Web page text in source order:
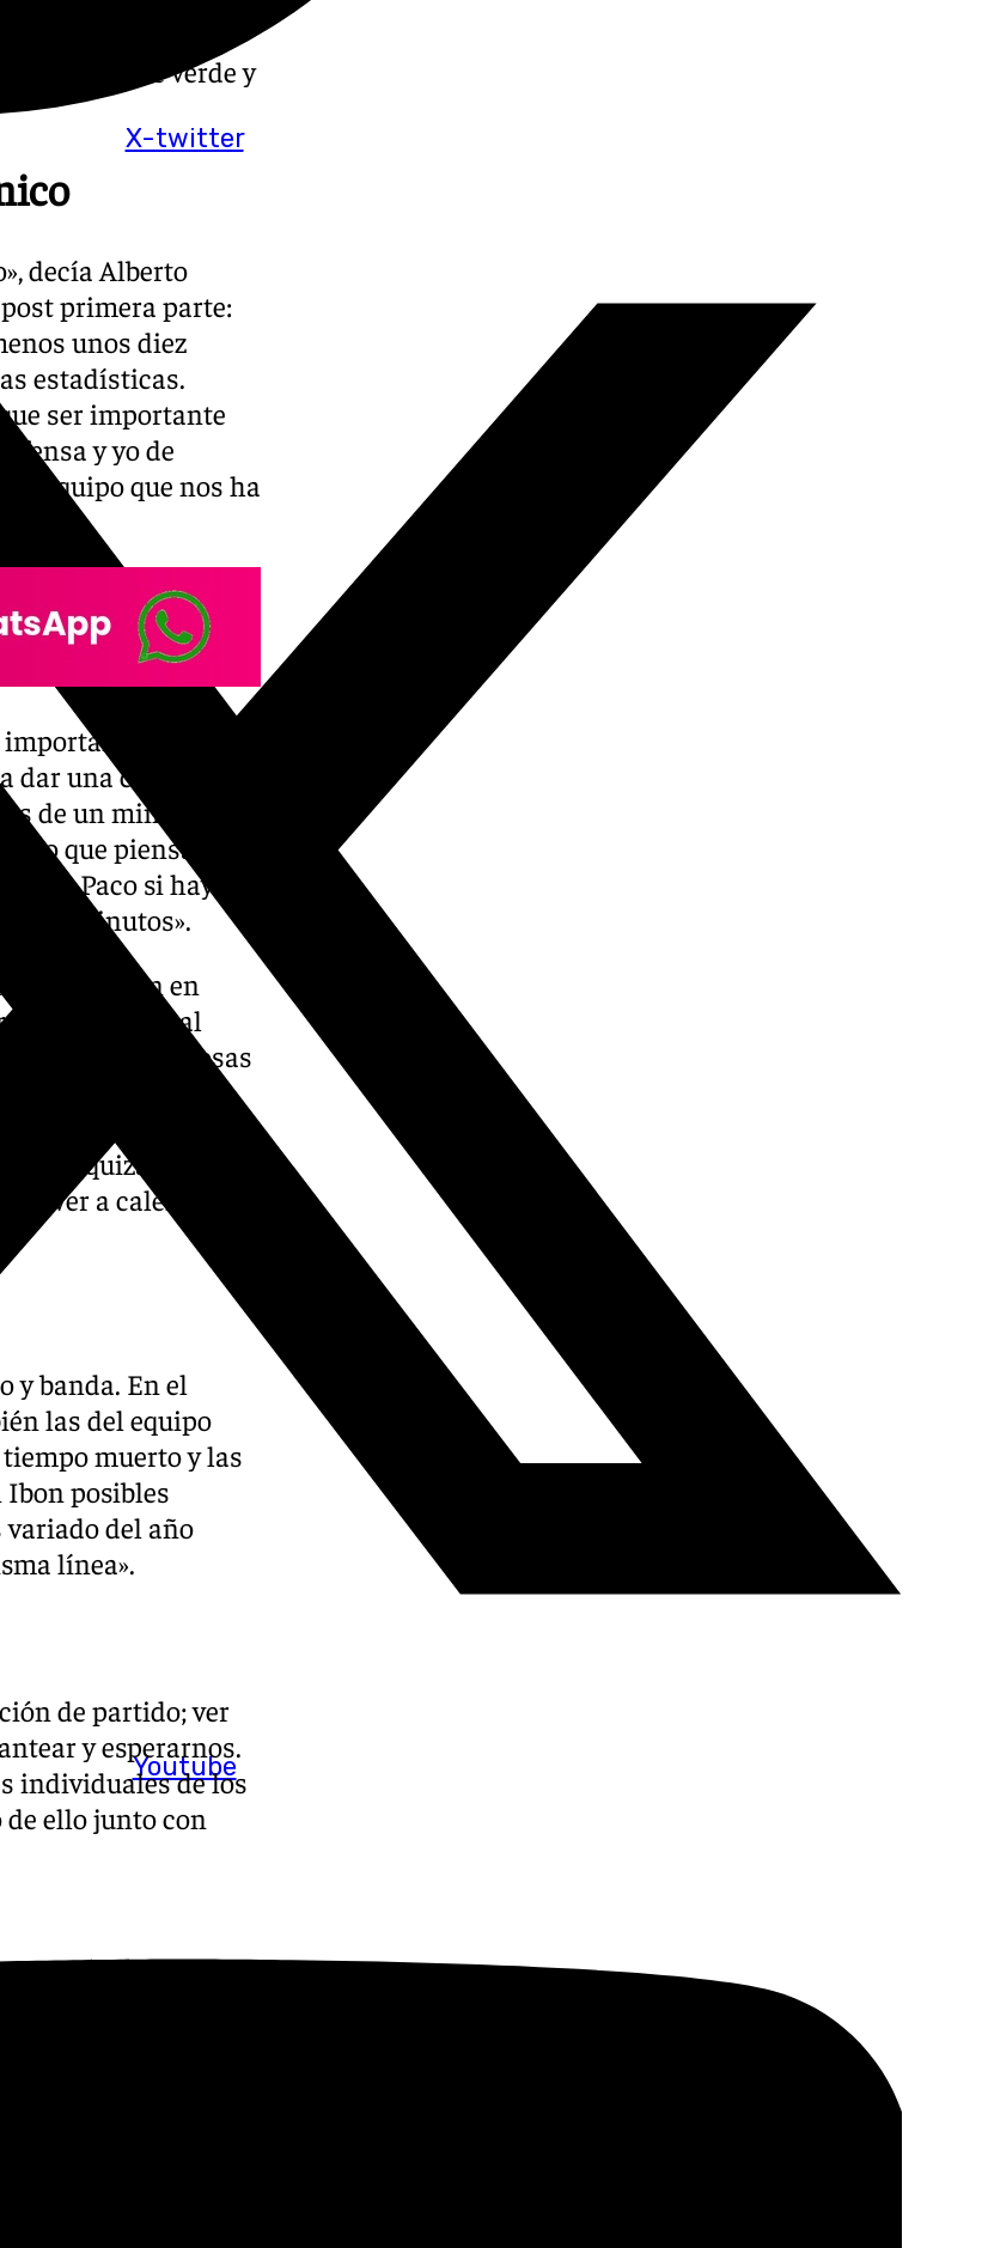
X-twitter
Youtube
cajista y
conjunto de verde y
decía Alberto
primera parte:
unos diez
estadísticas.
ser importante
y yo de
equipo que nos ha
balones
dar una cobertura a
de un minuto
lo que piensa él y
Paco si hay
tres minutos».
jugado bien en
de jugar al
tres o cuatro cosas
pueden ir detalles
quizás sea lo
a calentar es
y banda. En el
las del equipo
tiempo muerto y las
Ibon posibles
variado del año
línea».
de partido; ver
y esperarnos.
individuales de los
de ello junto con
afectivo que
entre amigos y
de cada uno.
trabajo. He